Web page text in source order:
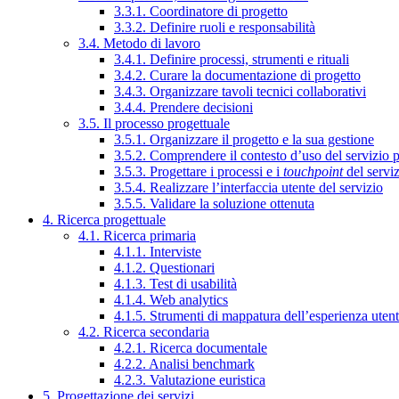
3.3.1. Coordinatore di progetto
3.3.2. Definire ruoli e responsabilità
3.4. Metodo di lavoro
3.4.1. Definire processi, strumenti e rituali
3.4.2. Curare la documentazione di progetto
3.4.3. Organizzare tavoli tecnici collaborativi
3.4.4. Prendere decisioni
3.5. Il processo progettuale
3.5.1. Organizzare il progetto e la sua gestione
3.5.2. Comprendere il contesto d’uso del servizio
3.5.3. Progettare i processi e i touchpointdel
3.5.4. Realizzare l’interfaccia utente del servizio
3.5.5. Validare la soluzione ottenuta
4. Ricerca progettuale
4.1. Ricerca primaria
4.1.1. Interviste
4.1.2. Questionari
4.1.3. Test di usabilità
4.1.4. Web analytics
4.1.5. Strumenti di mappatura dell’esperienza
4.2. Ricerca secondaria
4.2.1. Ricerca documentale
4.2.2. Analisi benchmark
4.2.3. Valutazione euristica
5. Progettazione dei servizi